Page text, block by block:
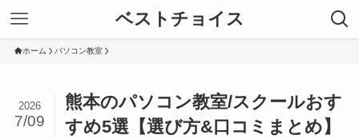
ベストチョイス
ホーム パソコン教室
熊本のパソコン教室/スクールおす
すめ5選【選び方&口コミまとめ】
2026
7/09